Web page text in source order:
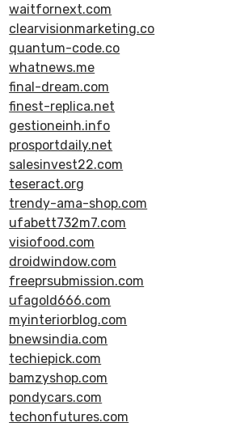
waitfornext.com
clearvisionmarketing.co
quantum-code.co
whatnews.me
final-dream.com
finest-replica.net
gestioneinh.info
prosportdaily.net
salesinvest22.com
teseract.org
trendy-ama-shop.com
ufabett732m7.com
visiofood.com
droidwindow.com
freeprsubmission.com
ufagold666.com
myinteriorblog.com
bnewsindia.com
techiepick.com
bamzyshop.com
pondycars.com
techonfutures.com